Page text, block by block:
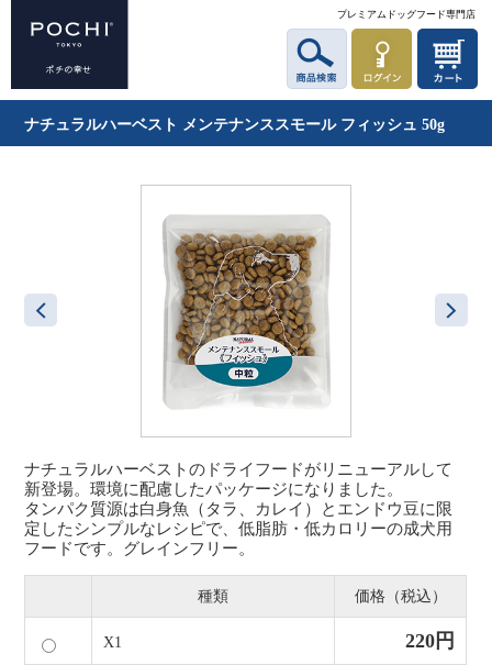
プレミアムドッグフード専門店
ナチュラルハーベスト メンテナンススモール フィッシュ 50g
ナチュラルハーベストのドライフードがリニューアルして
新登場。環境に配慮したパッケージになりました。
タンパク質源は白身魚（タラ、カレイ）とエンドウ豆に限
定したシンプルなレシピで、低脂肪・低カロリーの成犬用
フードです。グレインフリー。
種類 価格（税込）
X1 220円